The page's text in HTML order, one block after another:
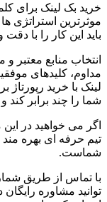
خرید بک لینک برای
موثرترین استراتژی
باید این کار را با
انتخاب منابع معتبر
مداوم، کلیدهای
لینک با خرید رپورتاژ
شما را چند برابر
اگر می خواهید در
تیم حرفه ای بهره مند
شماست.
توانید مشاوره